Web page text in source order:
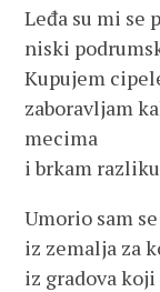
Leđa su mi se
niski
Kupujem
zaboravljam
mecima
i brkam
Umorio sam
iz zemalja za
iz gradova